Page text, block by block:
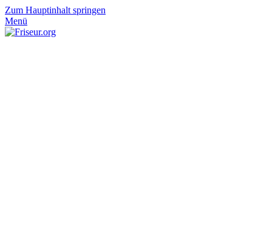
Zum Hauptinhalt springen
Menü